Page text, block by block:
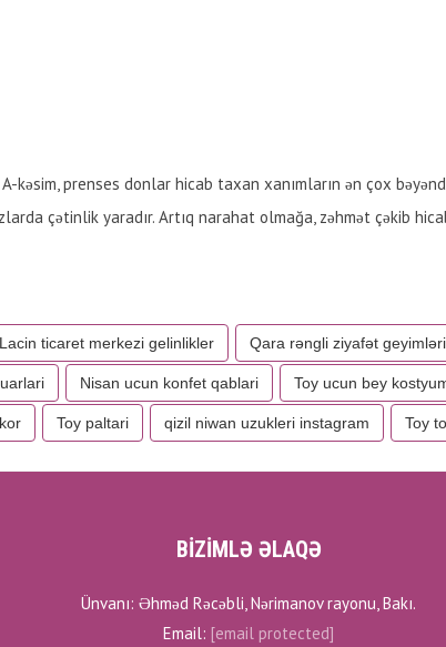
prenses donlar hicab taxan xanımların ən çox
çətinlik yaradır. Artıq narahat olmağa, zəhmət çəkib
Lacin ticaret merkezi gelinlikler Qara rəngli ziyafət geyimləri
Nisan ucun konfet qablari Toy ucun bey
Toy paltari qizil niwan uzukleri instagram Toy
BİZİMLƏ ƏLAQƏ
Ünvanı: Əhməd Rəcəbli, Nərimanov rayonu, Bakı.
Email: [email protected]